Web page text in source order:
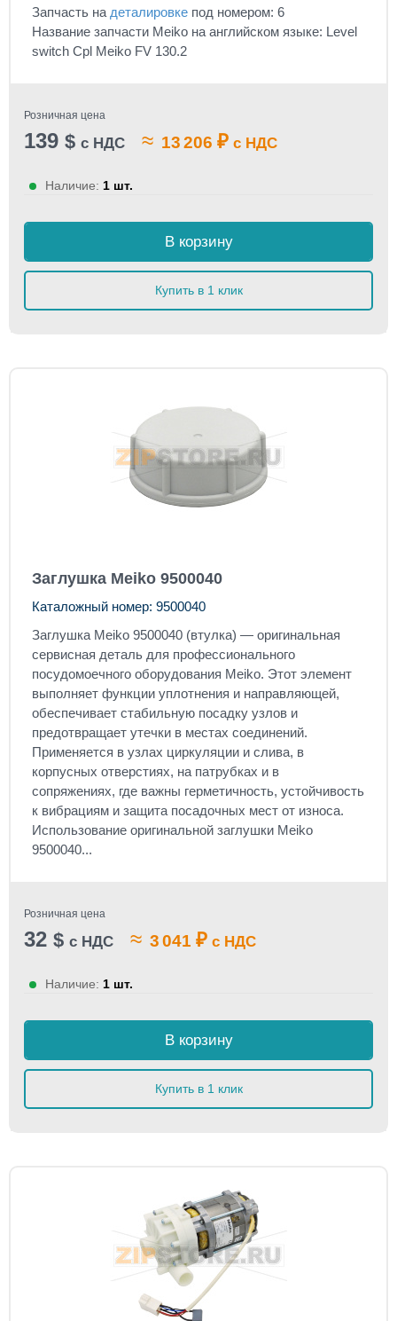
Запчасть на деталировке под номером: 6
Название запчасти Meiko на английском языке: Level
switch Cpl Meiko FV 130.2
Розничная цена
139 $ с НДС ≈ 13 206 ₽ с НДС
Наличие: 1 шт.
В корзину
Купить в 1 клик
Заглушка Meiko 9500040
Каталожный номер: 9500040
Заглушка Meiko 9500040 (втулка) — оригинальная
сервисная деталь для профессионального
посудомоечного оборудования Meiko. Этот элемент
выполняет функции уплотнения и направляющей,
обеспечивает стабильную посадку узлов и
предотвращает утечки в местах соединений.
Применяется в узлах циркуляции и слива, в
корпусных отверстиях, на патрубках и в
сопряжениях, где важны герметичность, устойчивость
к вибрациям и защита посадочных мест от износа.
Использование оригинальной заглушки Meiko
9500040...
Розничная цена
32 $ с НДС ≈ 3 041 ₽ с НДС
Наличие: 1 шт.
В корзину
Купить в 1 клик